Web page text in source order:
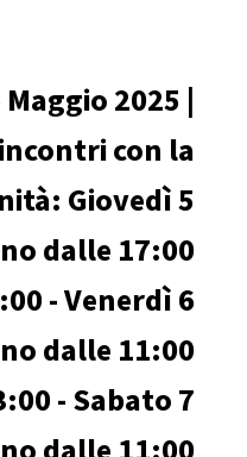
2025 |
con la
Giovedì 5
dalle 17:00
- Venerdì 6
dalle 11:00
- Sabato 7